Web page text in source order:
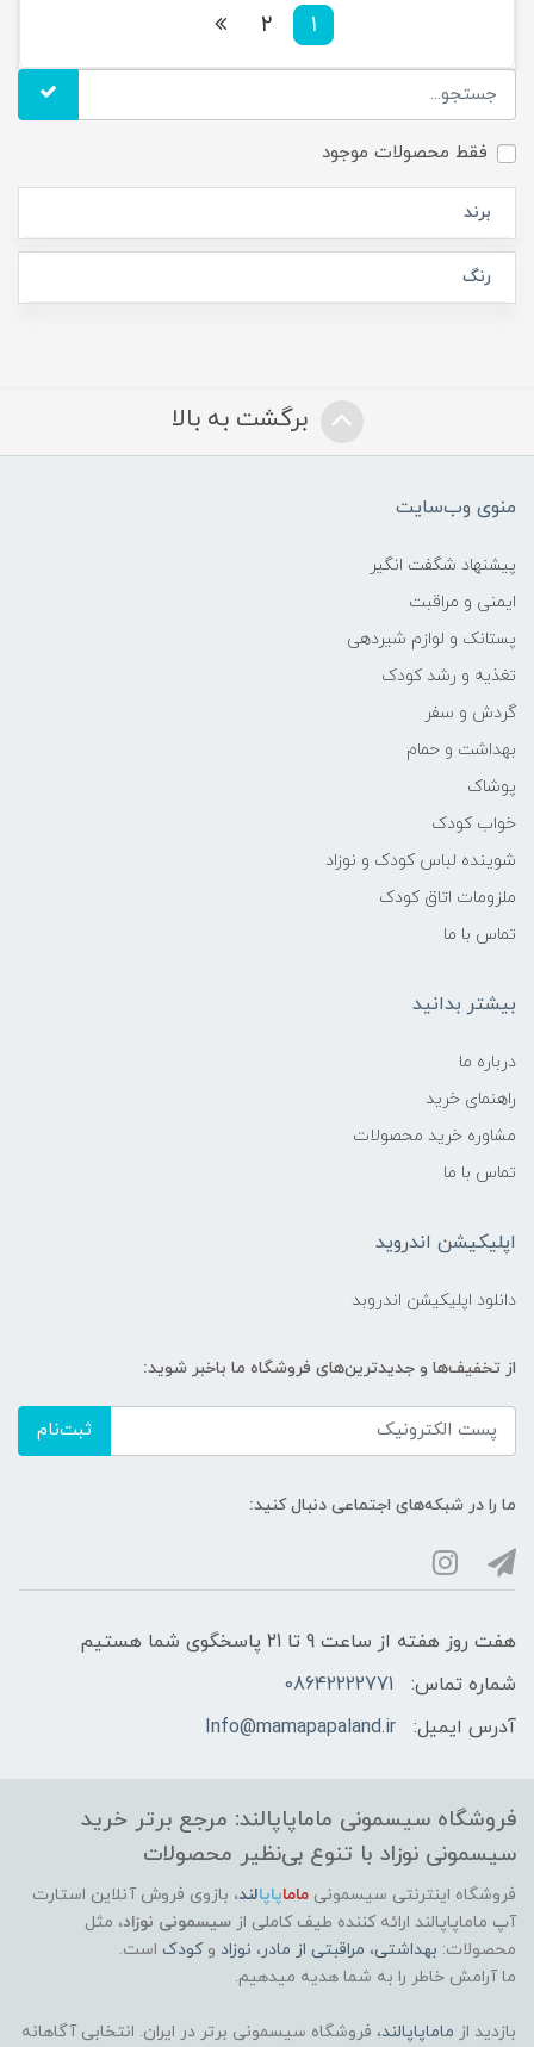
1
2
فقط محصولات موجود
برند
رنگ
برگشت به بالا
منوی وب‌سایت
پیشنهاد شگفت انگیر
ایمنی و مراقبت
پستانک و لوازم شیردهی
تغذیه و رشد کودک
گردش و سفر
بهداشت و حمام
پوشاک
خواب کودک
شوینده لباس کودک و نوزاد
ملزومات اتاق کودک
تماس با ما
بیشتر بدانید
درباره ما
راهنمای خرید
مشاوره خرید محصولات
تماس با ما
اپلیکیشن اندروید
دانلود اپلیکیشن اندروبد
از تخفیف‌ها و جدیدترین‌های فروشگاه ما باخبر شوید:
ثبت‌نام
ما را در شبکه‌های اجتماعی دنبال کنید:
هفت روز هفته از ساعت 9 تا 21 پاسخگوی شما هستیم
شماره تماس:
08642222771
آدرس ایمیل:
Info@mamapapaland.ir
فروشگاه سیسمونی ماماپاپالند: مرجع برتر خرید
سیسمونی نوزاد با تنوع بی‌نظیر محصولات
فروشگاه اینترنتی سیسمونی ماماپاپالند، بازوی فروش آنلاین استارت
آپ ماماپاپالند ارائه کننده طیف کاملی از سیسمونی نوزاد، مثل
محصولات: بهداشتی، مراقبتی از مادر، نوزاد وکودک است.
ما آرامش خاطر را به شما هدیه میدهیم.
بازدید از ماماپاپالند، فروشگاه سیسمونی برتر در ایران. انتخابی آگاهانه